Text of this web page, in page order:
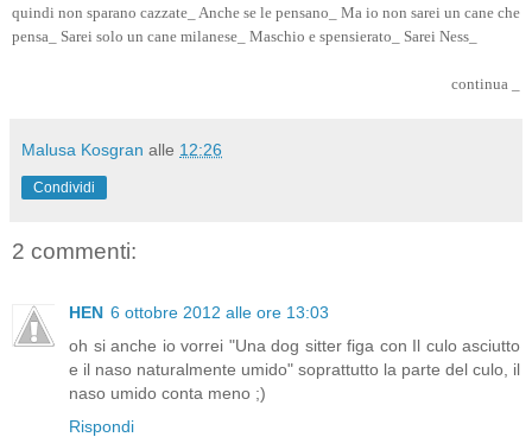
quindi non sparano cazzate_ Anche se le pensano_ Ma io non sarei un cane che
pensa_ Sarei solo un cane milanese_ Maschio e spensierato_ Sarei Ness_
continua _
Malusa Kosgran alle 12:26
Condividi
2 commenti:
HEN 6 ottobre 2012 alle ore 13:03
oh si anche io vorrei "Una dog sitter figa con Il culo asciutto
e il naso naturalmente umido" soprattutto la parte del culo, il
naso umido conta meno ;)
Rispondi